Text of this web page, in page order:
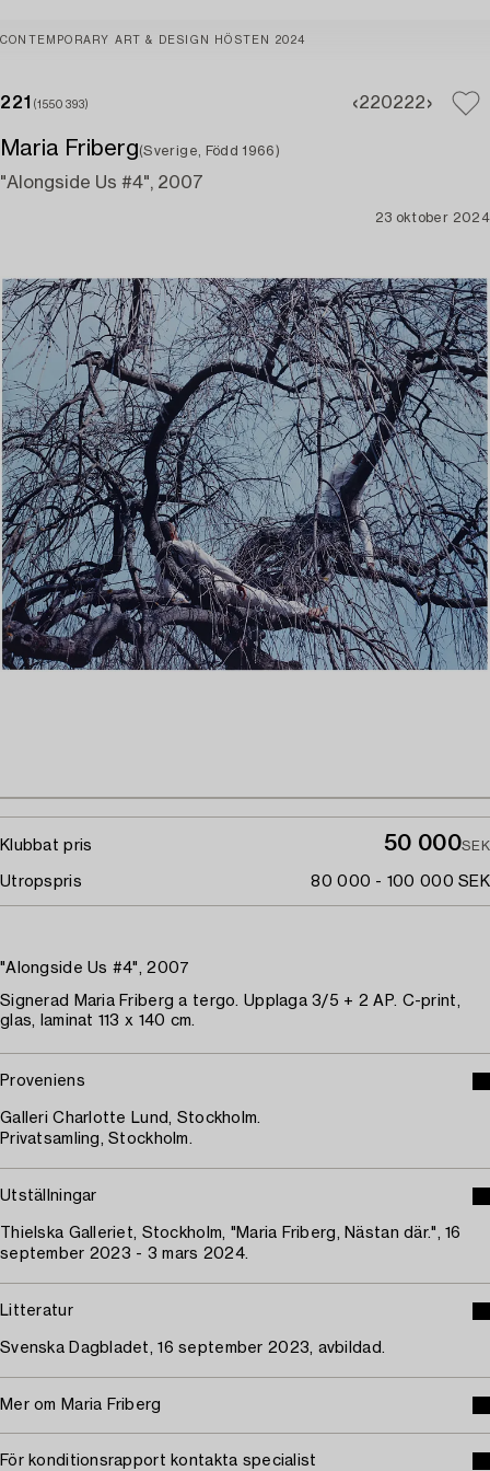
CONTEMPORARY ART & DESIGN HÖSTEN 2024
221 (1550393) 220222
Maria Friberg(Sverige, Född 1966)
"Alongside Us #4", 2007
23 oktober 2024
Klubbat pris 50 000SEK
Utropspris 80 000 - 100 000 SEK
"Alongside Us #4", 2007
Signerad Maria Friberg a tergo. Upplaga 3/5 + 2 AP. C-print,
glas, laminat 113 x 140 cm.
Proveniens
Galleri Charlotte Lund, Stockholm.
Privatsamling, Stockholm.
Utställningar
Thielska Galleriet, Stockholm, "Maria Friberg, Nästan där.", 16
september 2023 - 3 mars 2024.
Litteratur
Svenska Dagbladet, 16 september 2023, avbildad.
Mer om Maria Friberg
För konditionsrapport kontakta specialist